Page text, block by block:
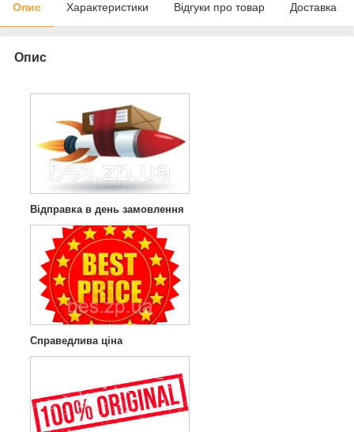
Опис Характеристики Відгуки про товар Доставка
Опис
Відправка в день замовлення
Справедлива ціна